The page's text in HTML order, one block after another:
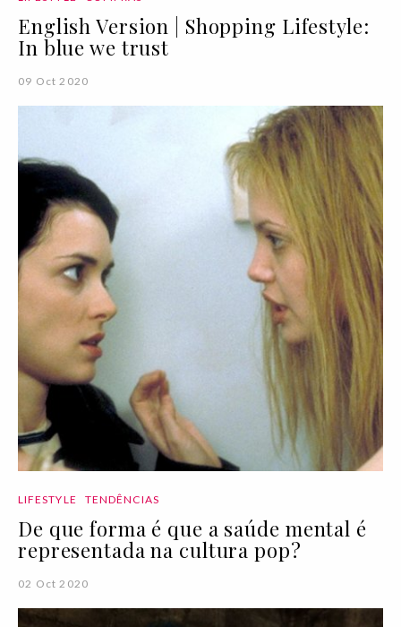
English Version | Shopping Lifestyle:
In blue we trust
09 Oct 2020
LIFESTYLE TENDÊNCIAS
De que forma é que a saúde mental é
representada na cultura pop?
02 Oct 2020